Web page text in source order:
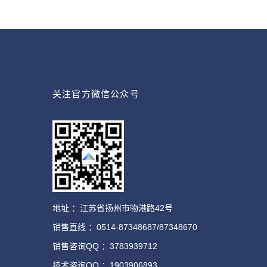
关注官方微信公众号
地址 ：江苏省扬州市物港路42号
销售直线 ：0514-87348687/87348670
销售咨询QQ ：3783939712